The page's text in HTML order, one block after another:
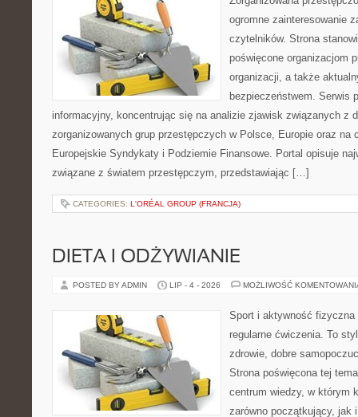
ogromne zainteresowanie
czytelników. Strona
poświęcone organizacjom
organizacji, a także
bezpieczeństwem. Serwis
informacyjny, koncentrując się na analizie zjawisk związanych z
zorganizowanych grup przestępczych w Polsce, Europie oraz na
Europejskie Syndykaty i Podziemie Finansowe. Portal opisuje
związane z światem przestępczym, przedstawiając […]
CATEGORIES: L'ORÉAL GROUP (FRANCJA)
DIETA I ODŻYWIANIE
POSTED BY ADMIN LIP - 4 - 2026 MOŻLIWOŚĆ
Sport i aktywność
regularne ćwiczenia. To
zdrowie, dobre
Strona poświęcona tej
centrum wiedzy, w którym
zarówno początkujący, jak